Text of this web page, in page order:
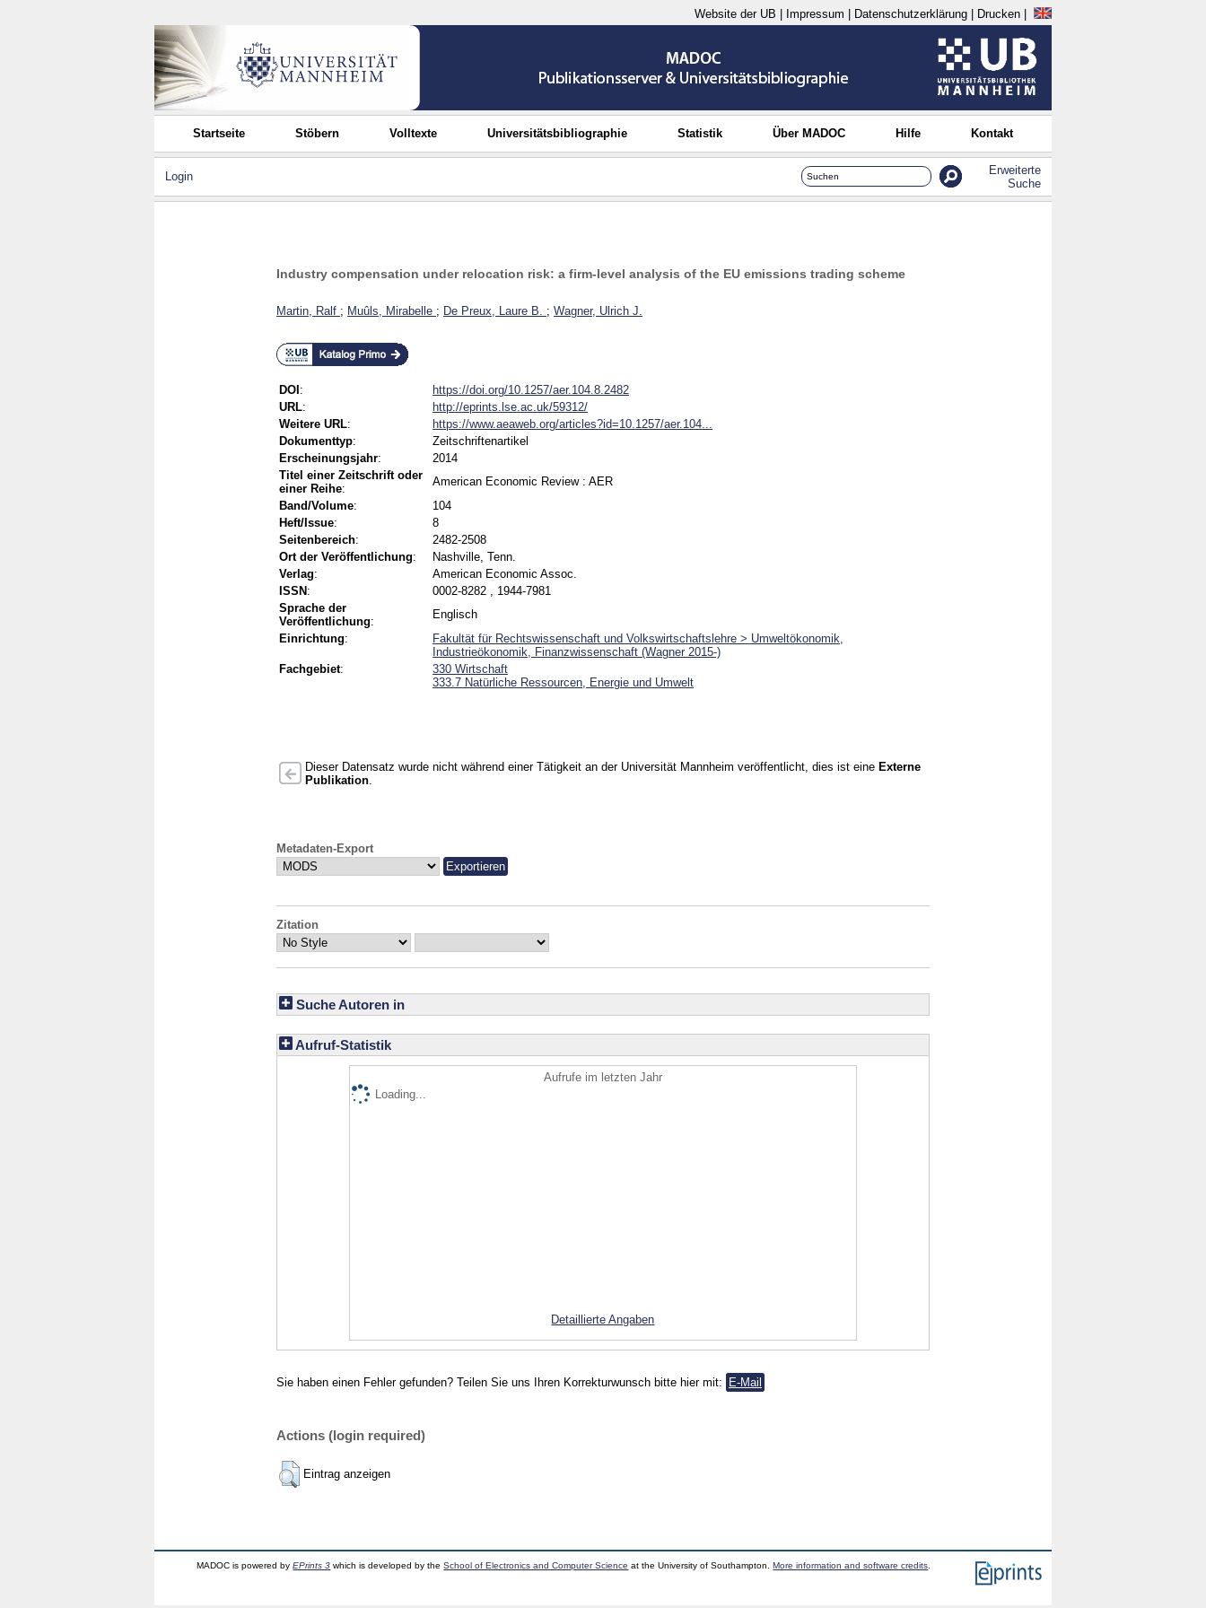
Website der UB Impressum Datenschutzerklärung Drucken
Startseite Stöbern Volltexte Universitätsbibliographie Statistik Über MADOC Hilfe Kontakt
Login
Erweiterte
Suche
Industry compensation under relocation risk: a firm-level analysis of the EU emissions trading scheme
Martin, Ralf ; Muûls, Mirabelle ; De Preux, Laure B. ; Wagner, Ulrich J.
DOI :
https://doi.org/10.1257/aer.104.8.2482
URL:
http://eprints.lse.ac.uk/59312/
Weitere URL:
https://www.aeaweb.org/articles?id=10.1257/aer.104...
Dokumenttyp:
Zeitschriftenartikel
Erscheinungsjahr:
2014
Titel einer Zeitschrift oder
einer Reihe:
American Economic Review : AER
Band/Volume:
104
Heft/Issue:
8
Seitenbereich:
2482-2508
Ort der Veröffentlichung:
Nashville, Tenn.
Verlag:
American Economic Assoc.
ISSN :
0002-8282 , 1944-7981
Sprache der
Veröffentlichung:
Englisch
Einrichtung:
Fakultät für Rechtswissenschaft und Volkswirtschaftslehre > Umweltökonomik,
Industrieökonomik, Finanzwissenschaft (Wagner 2015-)
Fachgebiet:
330 Wirtschaft
333.7 Natürliche Ressourcen, Energie und Umwelt
Dieser Datensatz wurde nicht während einer Tätigkeit an der Universität Mannheim veröffentlicht, dies ist eine Externe
Publikation
Metadaten-Export
Zitation
Suche Autoren in
Aufruf-Statistik
Aufrufe im letzten Jahr
Loading...
Detaillierte Angaben
Sie haben einen Fehler gefunden? Teilen Sie uns Ihren Korrekturwunsch bitte hier mit: E-Mail
Actions (login required)
Eintrag anzeigen
MADOC is powered byEPrints 3 which is developed by theSchool of Electronics and Computer Science at the University of Southampton.More information and software credits